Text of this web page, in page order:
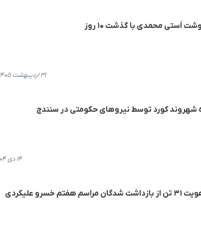
اَستی محمدی با گذشت ۱۰ روز
۳۱ اردیبهشت ۱۴۰۵، ۱۳:۴۸
شهروند کورد توسط نیروهای حکومتی در سنندج
۱۴ دی ۱۴۰۴، ۱۷:۱۱
علیکردی